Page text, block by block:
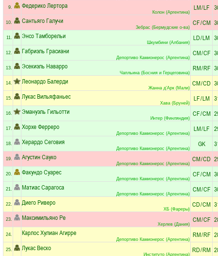
9. Федерико Лертора
Колон (Аргентина)
LM/LF
10. Сантьяго Галучи
Зебрас (Бермудские о-ва)
CF/CM
11. Энсо Тамборельи
Шкумбини (Албания)
LD/LM
12. Габриэль Грасиани
Депортиво Камионерос (Аргентина)
CM/CF
13. Эсекиэль Наварро
Чапльина (Босния и Герцеговина)
RM/RF
14. Леонардо Балерди
Жанна д'Арк (Мали)
CM/CD
15. Лукас Вильяфаньес
Хава (Бруней)
LF/LM
16. Эмануэль Гильотти
Интер (Финляндия)
CF/CM
17. Хорхе Ферреро
Депортиво Камионерос (Аргентина)
LM/LF
18. Херардо Сеговия
Депортиво Камионерос (Аргентина)
GK
19. Агустин Сауко
Депортиво Камионерос (Аргентина)
CM/CD
20. Факундо Суарес
Депортиво Камионерос (Аргентина)
CF/CM
21. Матиас Сарагоса
Депортиво Камионерос (Аргентина)
CM/CF
22. Диего Риверо
ХБ (Фареры)
CD/CM
23. Максимильяно Ре
Херлев (Дания)
CM/CF
24. Карлос Хулиан Агирре
Депортиво Камионерос (Аргентина)
RM/RF
25. Лукас Веско
Институто (Аргентина)
RD/RM